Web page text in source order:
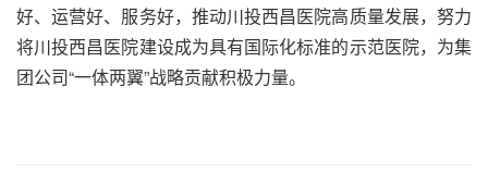
好、运营好、服务好，推动川投西昌医院高质量发展，努力
将川投西昌医院建设成为具有国际化标准的示范医院，为集
团公司“一体两翼”战略贡献积极力量。